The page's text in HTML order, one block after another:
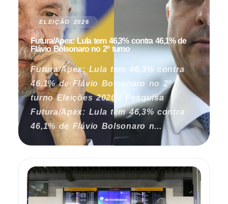
ELEIÇÃO 2026
Futura/Apex: Lula tem 46,3% contra 46,1% de
Flávio Bolsonaro no 2º turno
Futura/Apex: Lula tem 46,3% contra
46,1% de Flávio Bolsonaro no 2º
turno Eleições 2026 / Pesquisa
Futura/Apex: Lula tem 46,3% contra
46,1% de Flávio Bolsonaro n...